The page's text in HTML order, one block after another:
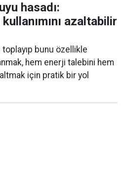
hasadı:
azaltabilir
toplayıp bunu özellikle
hem enerji talebini hem
için pratik bir yol